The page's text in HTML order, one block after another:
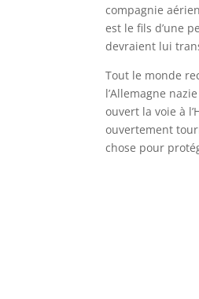
compagnie
est le fils d’une
devraient lui
Tout le monde
l’Allemagne
ouvert la voie à
ouvertement
chose pour